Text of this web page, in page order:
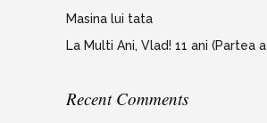
Masina lui tata
La Multi Ani, Vlad! 11 ani (Partea a
Recent Comments